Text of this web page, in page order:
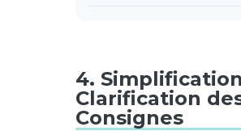
4.
Clarification
Consignes